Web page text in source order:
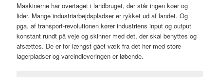
Maskinerne har overtaget i landbruget, der står ingen køer og
lider. Mange industriarbejdspladser er rykket ud af landet. Og
pga. af transport-revolutionen kører industriens input og output
konstant rundt på veje og skinner med det, der skal benyttes og
afsættes. De er for længst gået væk fra det her med store
lagerpladser og vareindleveringen er løbende.